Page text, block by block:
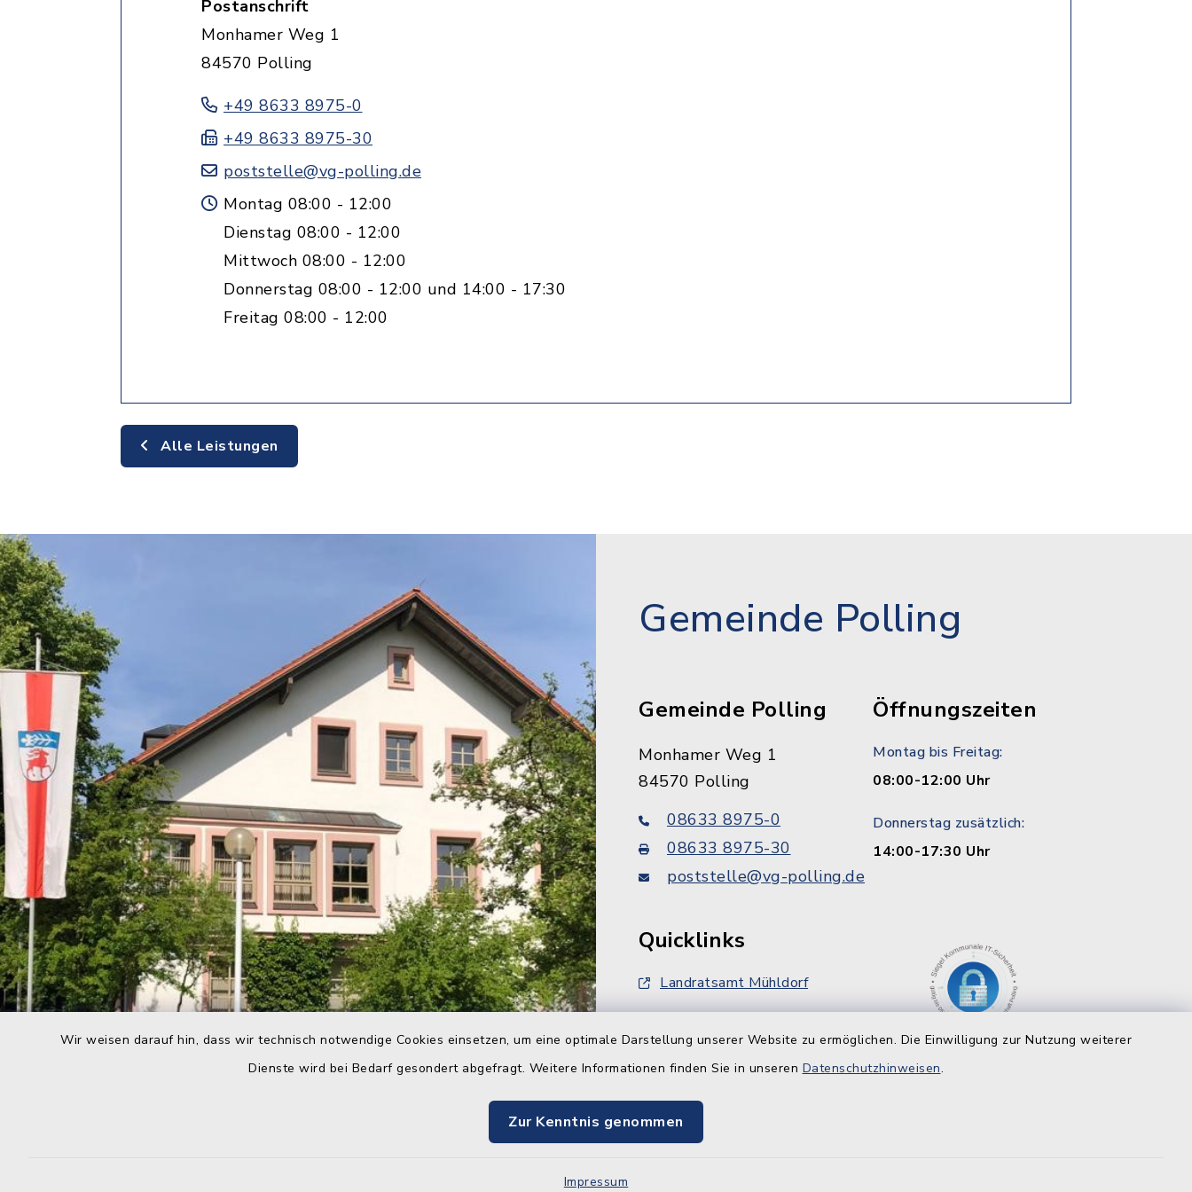
Wir weisen darauf hin, dass wir technisch notwendige Cookies einsetzen, um eine optimale Darstellung unserer Website zu ermöglichen. Die Einwilligung zur Nutzung weiterer
Dienste wird bei Bedarf gesondert abgefragt. Weitere Informationen finden Sie in unseren Datenschutzhinweisen.
Zur Kenntnis genommen
Impressum
Postanschrift
Monhamer Weg 1
84570 Polling
+49 8633 8975-0
+49 8633 8975-30
poststelle@vg-polling.de
Montag 08:00 - 12:00
Dienstag 08:00 - 12:00
Mittwoch 08:00 - 12:00
Donnerstag 08:00 - 12:00 und 14:00 - 17:30
Freitag 08:00 - 12:00
Alle Leistungen
Gemeinde Polling
Gemeinde Polling
Monhamer Weg 1
84570 Polling
08633 8975-0
08633 8975-30
poststelle@vg-polling.de
Öffnungszeiten
Montag bis Freitag:
08:00-12:00 Uhr
Donnerstag zusätzlich:
14:00-17:30 Uhr
Quicklinks
Landratsamt Mühldorf
Bahnausbau ABS 38